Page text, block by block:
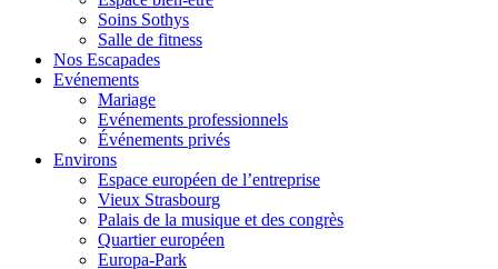
Soins Sothys
Salle de fitness
Nos Escapades
Evénements
Mariage
Evénements professionnels
Événements privés
Environs
Espace européen de l’entreprise
Vieux Strasbourg
Palais de la musique et des congrès
Quartier européen
Europa-Park